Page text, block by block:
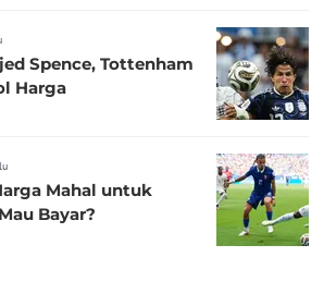
Spence, Tottenham
Harga
Mahal untuk
Bayar?